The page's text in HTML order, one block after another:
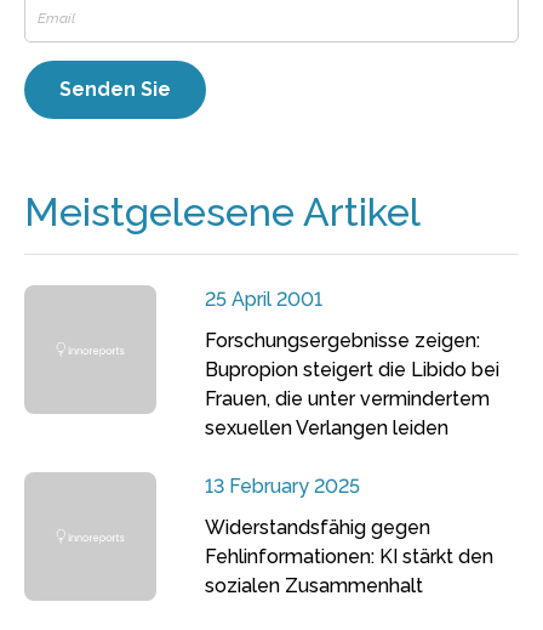
Meistgelesene Artikel
25 April 2001
Forschungsergebnisse zeigen:
Bupropion steigert die Libido bei
Frauen, die unter vermindertem
sexuellen Verlangen leiden
13 February 2025
Widerstandsfähig gegen
Fehlinformationen: KI stärkt den
sozialen Zusammenhalt